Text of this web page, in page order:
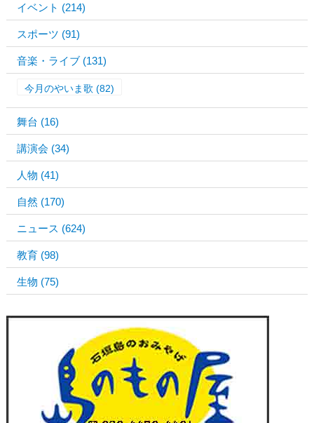
イベント (214)
スポーツ (91)
音楽・ライブ (131)
今月のやいま歌 (82)
舞台 (16)
講演会 (34)
人物 (41)
自然 (170)
ニュース (624)
教育 (98)
生物 (75)